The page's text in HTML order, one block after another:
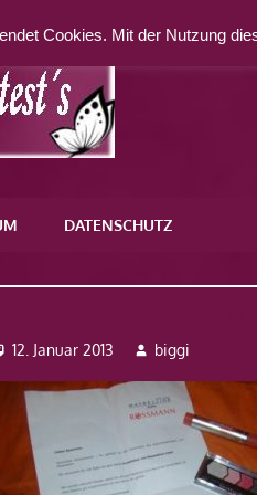
DATENSCHUTZ
12. Januar 2013 biggi
Cookies. Mit der Nutzung